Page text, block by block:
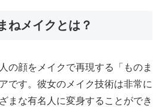
ねメイクとは？
の顔をメイクで再現する「ものま
です。彼女のメイク技術は非常に
まな有名人に変身することができ